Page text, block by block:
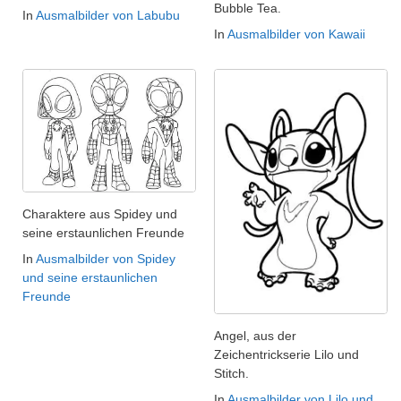
In Ausmalbilder von Labubu
Bubble Tea.
In Ausmalbilder von Kawaii
Charaktere aus Spidey und
seine erstaunlichen Freunde
In Ausmalbilder von Spidey
und seine erstaunlichen
Freunde
Angel, aus der
Zeichentrickserie Lilo und
Stitch.